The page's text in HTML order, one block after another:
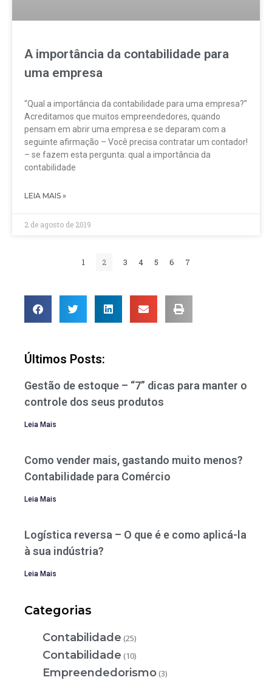
A importância da contabilidade para
uma empresa
“Qual a importância da contabilidade para uma empresa?”
Acreditamos que muitos empreendedores, quando
pensam em abrir uma empresa e se deparam com a
seguinte afirmação – Você precisa contratar um contador!
– se fazem esta pergunta: qual a importância da
contabilidade
LEIA MAIS »
2 de agosto de 2019
1 2 3 4 5 6 7
Últimos Posts:
Gestão de estoque – “7” dicas para manter o
controle dos seus produtos
Leia Mais
Como vender mais, gastando muito menos?
Contabilidade para Comércio
Leia Mais
Logística reversa – O que é e como aplicá-la
à sua indústria?
Leia Mais
Categorias
Contabilidade (25)
Contabilidade (10)
Empreendedorismo (3)